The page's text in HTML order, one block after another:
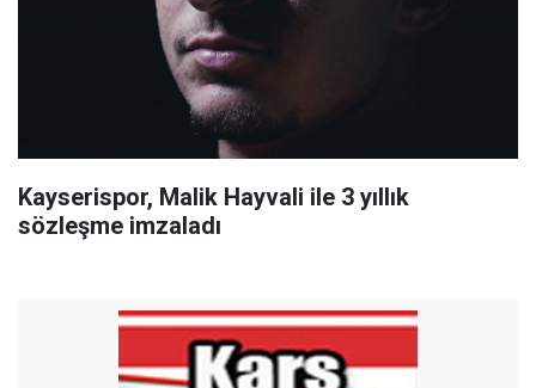
Kayserispor, Malik Hayvali ile 3 yıllık
sözleşme imzaladı